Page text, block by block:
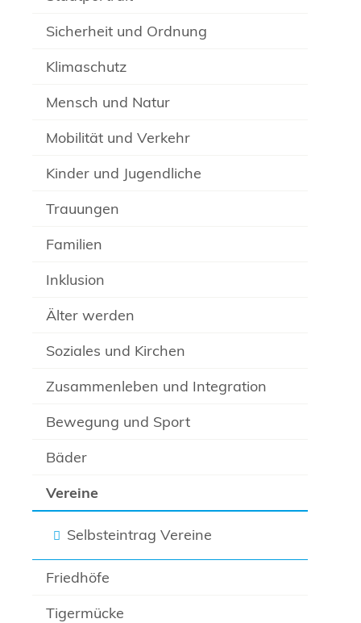
Sicherheit und Ordnung
Klimaschutz
Mensch und Natur
Mobilität und Verkehr
Kinder und Jugendliche
Trauungen
Familien
Inklusion
Älter werden
Soziales und Kirchen
Zusammenleben und Integration
Bewegung und Sport
Bäder
Vereine
Selbsteintrag Vereine
Friedhöfe
Tigermücke